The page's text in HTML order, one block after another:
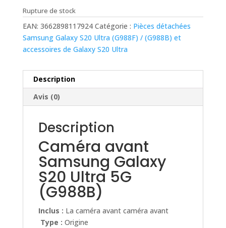
Rupture de stock
EAN: 3662898117924 Catégorie : Pièces détachées
Samsung Galaxy S20 Ultra (G988F) / (G988B) et
accessoires de Galaxy S20 Ultra
Description
Avis (0)
Description
Caméra avant
Samsung Galaxy
S20 Ultra 5G
(G988B)
Inclus : La caméra avant caméra avant
Type : Origine